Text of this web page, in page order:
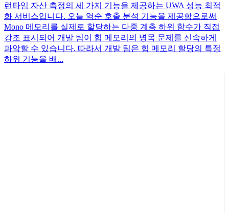
런타임 자산 측정의 세 가지 기능을 제공하는 UWA 성능 최적
화 서비스입니다. 오늘 역순 호출 분석 기능을 제공함으로써
Mono 메모리를 실제로 할당하는 다중 계층 하위 함수가 직접
강조 표시되어 개발 팀이 힙 메모리의 병목 문제를 신속하게
파악할 수 있습니다. 따라서 개발 팀은 힙 메모리 할당의 특정
하위 기능을 배...